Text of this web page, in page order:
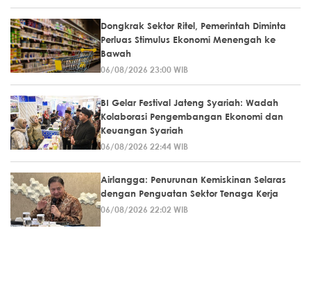
Dongkrak Sektor Ritel, Pemerintah Diminta
Perluas Stimulus Ekonomi Menengah ke
Bawah
06/08/2026 23:00 WIB
BI Gelar Festival Jateng Syariah: Wadah
Kolaborasi Pengembangan Ekonomi dan
Keuangan Syariah
06/08/2026 22:44 WIB
Airlangga: Penurunan Kemiskinan Selaras
dengan Penguatan Sektor Tenaga Kerja
06/08/2026 22:02 WIB